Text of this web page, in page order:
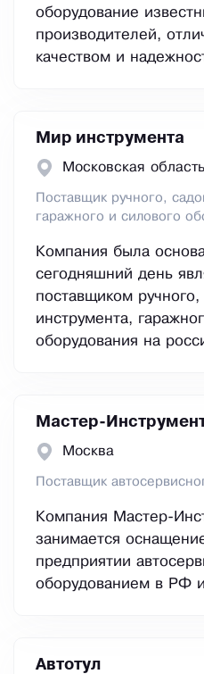
оборудование
производителей,
качеством и
Мир инструмента
Московская
Поставщик ручного,
гаражного и силового
Компания была
сегодняшний день
поставщиком ручного,
инструмента,
оборудования на
Мастер-
Москва
Поставщик
Компания Мастер-
занимается
предприятии
оборудованием в РФ
Автотул